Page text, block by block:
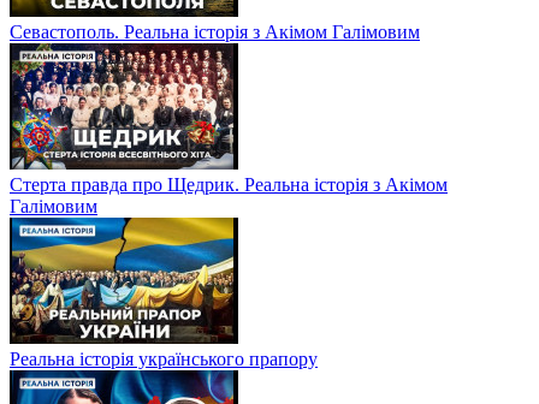
Севастополь. Реальна історія з Акімом Галімовим
Стерта правда про Щедрик. Реальна історія з Акімом
Галімовим
Реальна історія українського прапору